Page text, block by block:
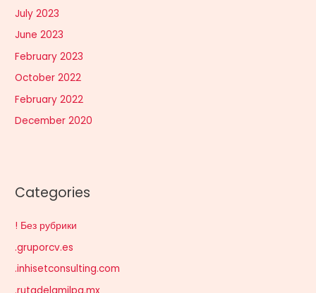
July 2023
June 2023
February 2023
October 2022
February 2022
December 2020
Categories
! Без рубрики
.gruporcv.es
.inhisetconsulting.com
.rutadelamilpa.mx